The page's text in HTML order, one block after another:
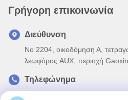
Γρήγορη επικοινωνία
Διεύθυνση
Νο 2204, οικοδόμηση Α,
λεωφόρος AUX, περιοχή
Τηλεφώνημα